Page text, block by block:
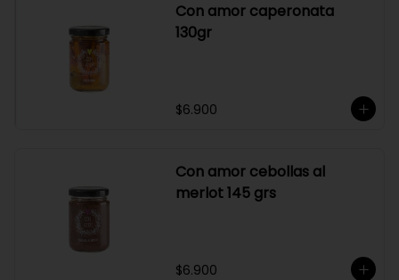
Con amor caperonata
130gr
$6.900
Con amor cebollas al
merlot 145 grs
$6.900